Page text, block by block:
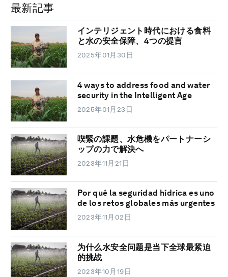
最新記事
インテリジェント時代における食料
と水の安全保障、4つの提言
2025年01月30日
4 ways to address food and water
security in the Intelligent Age
2025年01月23日
喫緊の課題、水危機をパートナーシ
ップの力で解決へ
2023年11月21日
Por qué la seguridad hídrica es uno
de los retos globales más urgentes
2023年11月02日
为什么水安全问题是当下全球最紧迫
的挑战
2023年10月19日